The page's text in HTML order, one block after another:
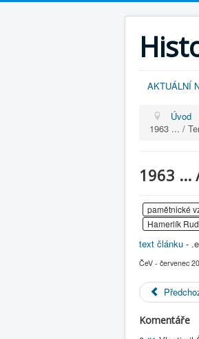
AKTUÁLNÍ
Úvod
1963 ... /
1963 ...
pamětnické
Hamerlík
text článku -
ČeV - červenec
Komentáře